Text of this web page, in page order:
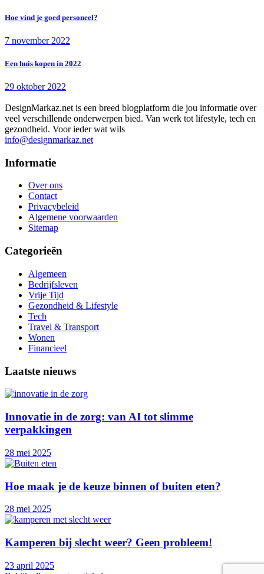
Hoe vind je goed personeel?
7 november 2022
Een huis kopen in 2022
29 oktober 2022
DesignMarkaz.net is een breed blogplatform die jou informatie over
veel verschillende onderwerpen bied. Van werk tot lifestyle, tech en
gezondheid. Voor ieder wat wils
info@designmarkaz.net
Informatie
Over ons
Contact
Privacybeleid
Algemene voorwaarden
Sitemap
Categorieën
Algemeen
Bedrijfsleven
Vrije Tijd
Gezondheid & Lifestyle
Tech
Travel & Transport
Wonen
Financieel
Laatste nieuws
Innovatie in de zorg: van AI tot slimme
verpakkingen
28 mei 2025
Hoe maak je de keuze binnen of buiten eten?
28 mei 2025
Kamperen bij slecht weer? Geen probleem!
23 april 2025